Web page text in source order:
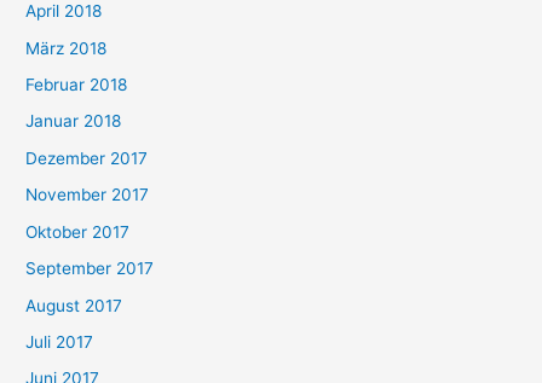
April 2018
März 2018
Februar 2018
Januar 2018
Dezember 2017
November 2017
Oktober 2017
September 2017
August 2017
Juli 2017
Juni 2017